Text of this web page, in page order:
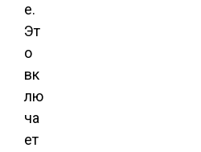
е.
Эт
о
вк
лю
ча
ет